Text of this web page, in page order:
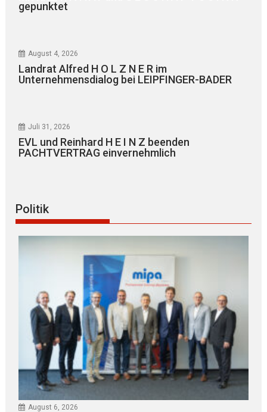
gepunktet
August 4, 2026
Landrat Alfred H O L Z N E R im
Unternehmensdialog bei LEIPFINGER-BADER
Juli 31, 2026
EVL und Reinhard H E I N Z beenden
PACHTVERTRAG einvernehmlich
Politik
August 6, 2026